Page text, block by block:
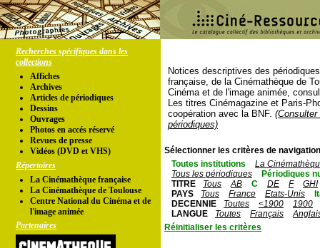
Recherches spécifiques dans les
collections
Affiches
Archives
Articles de périodiques
Dessins
Ouvrages
Photos en accés réservé
Revues de presse
Vidéos (DVD et VHS)
Répertoires
La Cinémathèque française
La Cinémathèque de Toulouse
Centre National du Cinéma et de
l'image animée
Partenaires
Notices descriptives des
française, de la Cinémathèque de
Cinéma et de l'image animée,
Les titres Cinémagazine et Paris-
coopération avec la BNF.
périodiques)
Sélectionner les critères de
Toutes institutions
La
Tous les périodiques
Périodiques
TITRE
Tous AB C DE F
GHI
PAYS
Tous France Etats-Unis
DECENNIE
Toutes <1900
1900
LANGUE
Toutes Français
Réinitialiser les critères